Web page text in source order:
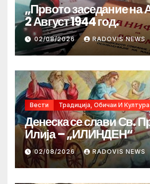
„Првото заседание
2 Август 1944 год.
02/08/2026 RADOVIS NEWS
Вести Традиција, Обичаи И Култура
Денеска се слави Св.
Илија – „ИЛИНДЕН“
02/08/2026 RADOVIS NEWS